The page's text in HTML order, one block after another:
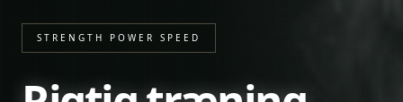
STRENGTH POWER SPEED